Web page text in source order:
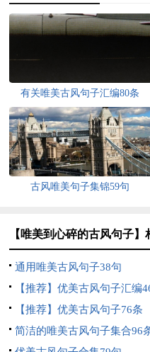
有关唯美古风句子汇编80条
古风唯美句子集锦59句
【唯美到心碎的古风句子】
通用唯美古风句子38句
【推荐】优美古风句子汇编
条 【推荐】优美古风句子76条
简洁的唯美古风句子集合96